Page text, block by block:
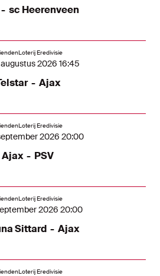
- sc Heerenveen
Eredivisie
2026 16:45
- Ajax
Eredivisie
2026 20:00
Ajax - PSV
Eredivisie
2026 20:00
Sittard - Ajax
Eredivisie